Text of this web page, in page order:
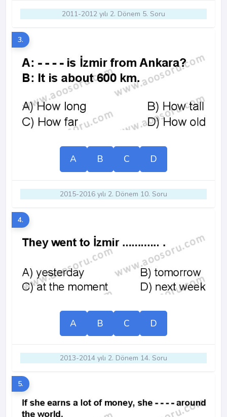
2011-2012 yılı 2. Dönem 5. Soru
3.
A B C D
2015-2016 yılı 2. Dönem 10. Soru
4.
A B C D
2013-2014 yılı 2. Dönem 14. Soru
5.